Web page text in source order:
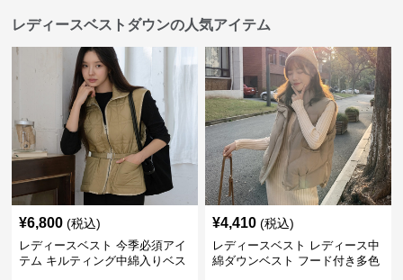
レディースベストダウンの人気アイテム
¥6,800 (税込)
レディースベスト 今季必須アイ
テム キルティング中綿入りベス
¥4,410 (税込)
レディースベスト レディース中
綿ダウンベスト フード付き多色